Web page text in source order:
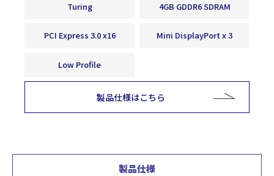
Turing 4GB GDDR6 SDRAM
PCI Express 3.0 x16 Mini DisplayPort x 3
Low Profile
製品仕様はこちら
製品仕様